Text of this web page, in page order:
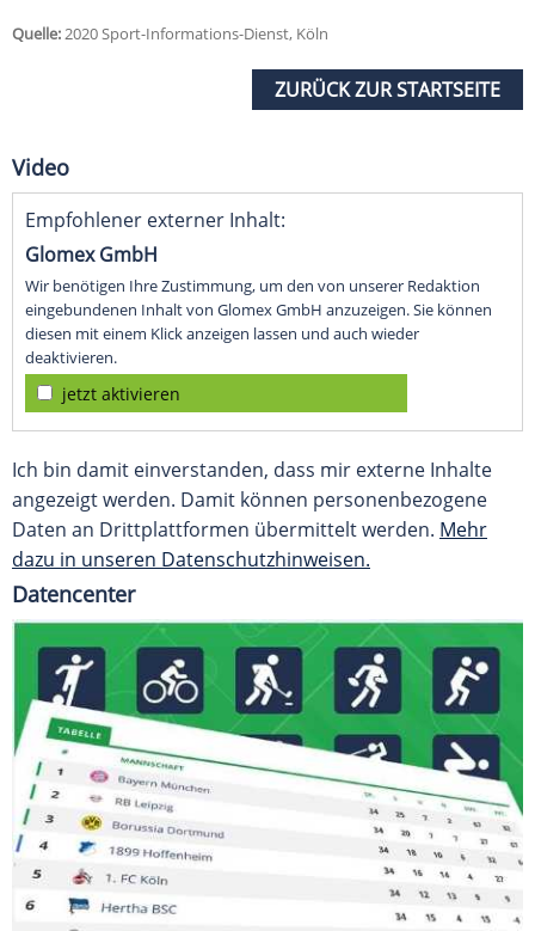
Quelle:2020 Sport-Informations-Dienst, Köln
ZURÜCK ZUR STARTSEITE
Video
Empfohlener externer Inhalt:
Glomex GmbH
Wir benötigen Ihre Zustimmung, um den von unserer Redaktion
eingebundenen Inhalt von Glomex GmbH anzuzeigen. Sie können
diesen mit einem Klick anzeigen lassen und auch wieder
deaktivieren.
jetzt aktivieren
Ich bin damit einverstanden, dass mir externe Inhalte
angezeigt werden. Damit können personenbezogene
Daten an Drittplattformen übermittelt werden. Mehr
dazu in unseren Datenschutzhinweisen.
Datencenter